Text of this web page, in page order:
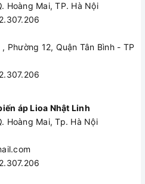
Hoàng Mai, TP. Hà Nội
Phường 12, Quận Tân Bình - TP
áp Lioa Nhật Linh
Hoàng Mai, Tp. Hà Nội